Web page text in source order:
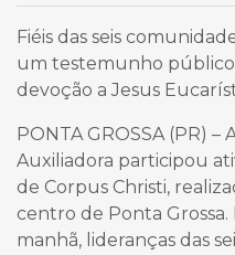
Fiéis das seis
um testemunho
devoção a Jesus
PONTA GROSSA (PR) –
Auxiliadora participou
de Corpus Christi,
centro de Ponta Grossa.
manhã, lideranças das